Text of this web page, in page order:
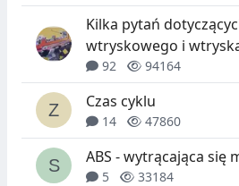
Kilka pytań
wtryskowego i
92 94164
Czas cyklu
14 47860
ABS - wytrącająca się
5 33184